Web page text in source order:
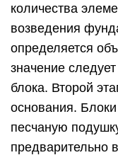
количества
возведения
определяется
значение
блока. Второй
основания.
песчаную
предварительно